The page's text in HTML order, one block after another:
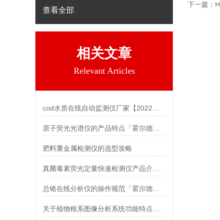
查看全部
相关文章
Relevant Articles
原子荧光光谱仪的产品特点「霍尔德仪器」
肥料重金属检测仪的选型攻略
总铬在线分析仪的操作规范「霍尔德仪器推荐」
下一篇：